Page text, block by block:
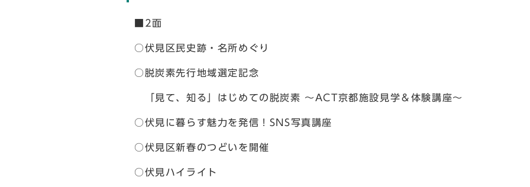
■2面
○伏見区民史跡・名所めぐり
○脱炭素先行地域選定記念
「見て、知る」はじめての脱炭素 ～ACT京都施設見学＆体験講座～
○伏見に暮らす魅力を発信！SNS写真講座
○伏見区新春のつどいを開催
○伏見ハイライト